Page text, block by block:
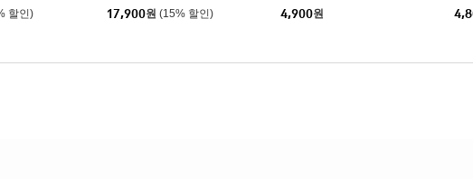
할인) 17,900원 (15% 할인)
청구서 영수증 우편물 문서
보안 롤러
4,900원